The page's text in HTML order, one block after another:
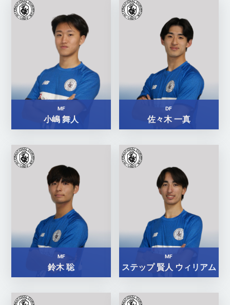
MF
小嶋 舞人
DF
佐々木 一真
MF
鈴木 聡
MF
ステップ 賢人 ウィリアム